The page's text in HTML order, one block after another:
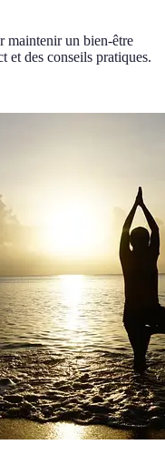
maintenir un bien-être
et des conseils pratiques.